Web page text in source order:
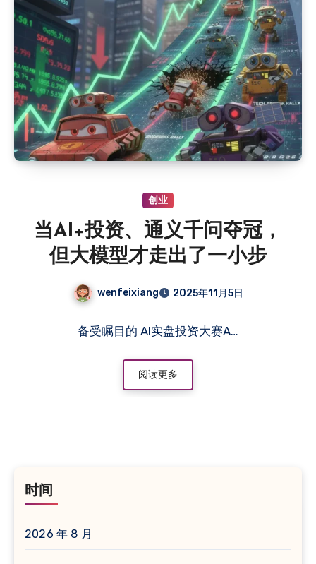
创业
当AI+投资、通义千问夺冠，
但大模型才走出了一小步
wenfeixiang 2025年11月5日
备受瞩目的 AI实盘投资大赛A…
阅读更多
时间
2026 年 8 月